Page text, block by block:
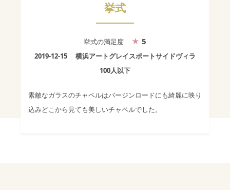
挙式
挙式の満足度 5
2019-12-15
横浜アートグレイスポートサイドヴィラ
100人以下
素敵なガラスのチャペルはバージンロードにも綺麗に映り
込みどこから見ても美しいチャペルでした。